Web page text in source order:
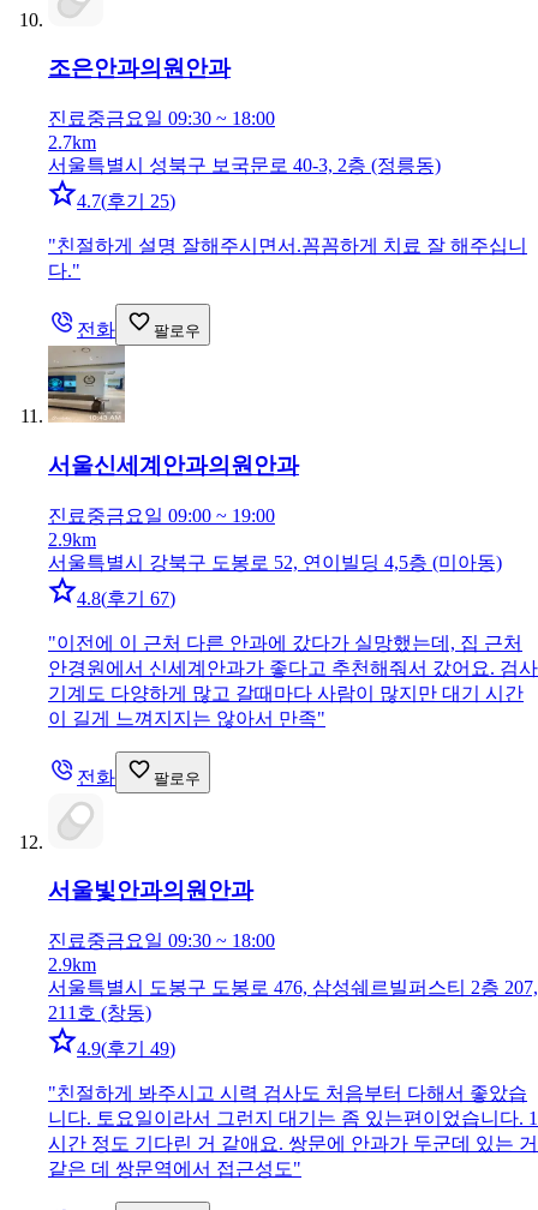
조은안과의원안과
진료중금요일 09:30 ~ 18:00
2.7km
서울특별시 성북구 보국문로 40-3, 2층 (정릉동)
4.7(후기 25)
"친절하게 설명 잘해주시면서.꼼꼼하게 치료 잘 해주십니
다."
전화 팔로우
서울신세계안과의원 안과
진료중금요일 09:00 ~ 19:00
2.9km
서울특별시 강북구 도봉로 52, 연이빌딩 4,5층 (미아동)
4.8(후기 67)
"이전에 이 근처 다른 안과에 갔다가 실망했는데, 집 근처
안경원에서 신세계안과가 좋다고 추천해줘서 갔어요. 검사
기계도 다양하게 많고 갈때마다 사람이 많지만 대기 시간
이 길게 느껴지지는 않아서 만족"
전화 팔로우
서울빛안과의원안과
진료중금요일 09:30 ~ 18:00
2.9km
서울특별시 도봉구 도봉로 476, 삼성쉐르빌퍼스티 2층 207,
211호 (창동)
4.9(후기 49)
"친절하게 봐주시고 시력 검사도 처음부터 다해서 좋았습
니다. 토요일이라서 그런지 대기는 좀 있는편이었습니다. 1
시간 정도 기다린 거 같애요. 쌍문에 안과가 두군데 있는 거
같은 데 쌍문역에서 접근성도"